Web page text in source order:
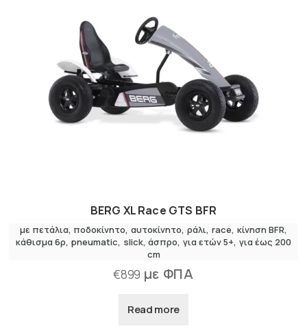
BERG XL Race GTS BFR
με πετάλια, ποδοκίνητο αυτοκίνητο,ράλι race κίνηση BFR
κάθισμα 6ρ pneumatic slick άσπρο για ετών 5+ για έως 200
cm
€899 με ΦΠΑ
Read more